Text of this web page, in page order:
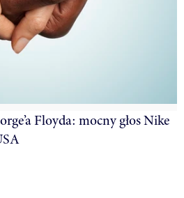
Floyda: mocny głos Nike